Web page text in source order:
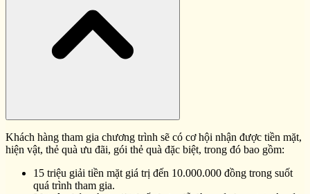
Khách hàng tham gia chương trình sẽ có cơ hội nhận được tiền mặt,
hiện vật, thẻ quà ưu đãi, gói thẻ quà đặc biệt, trong đó bao gồm:
15 triệu giải tiền mặt giá trị đến 10.000.000 đồng trong suốt
quá trình tham gia.